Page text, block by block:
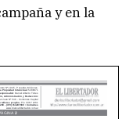
y en la